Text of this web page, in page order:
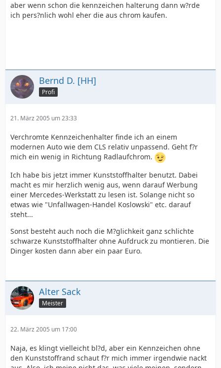
aber wenn schon die kennzeichen halterung dann w?rde
ich pers?nlich wohl eher die aus chrom kaufen.
Bernd D. [HH]
Profi
21. März 2005 um 23:33
Verchromte Kennzeichenhalter finde ich an einem
modernen Auto wie dem CLS relativ unpassend. Geht f?r
mich ein wenig in Richtung Radlaufchrom.
Ich habe bis jetzt immer Kunststoffhalter benutzt. Dabei
macht es mir herzlich wenig aus, wenn darauf Werbung
einer Mercedes-Werkstatt zu lesen ist. Solange nicht so
etwas wie "Unfallwagen-Handel Koslowski" etc. darauf
steht...
Sonst besteht auch noch die M?glichkeit ganz schlichte
schwarze Kunststoffhalter ohne Aufdruck zu montieren. Die
Dinger kosten dann aber ein paar Euro.
Alter Sack
Meister
22. März 2005 um 17:00
Naja, es klingt vielleicht bl?d, aber ein Kennzeichen ohne
den Kunststoffrand schaut f?r mich immer irgendwie nackt